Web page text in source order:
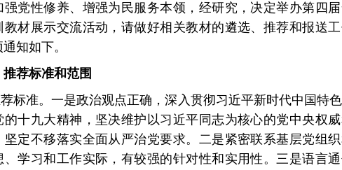
强党性修养、增强为民服务本领，经研究，决定举办第四
教材展示交流活动，请做好相关教材的遴选、推荐和报送
知如下。
推荐标准和范围
标准。一是政治观点正确，深入贯彻习近平新时代中国特
的十九大精神，坚决维护以习近平同志为核心的党中央权
坚定不移落实全面从严治党要求。二是紧密联系基层党组
、学习和工作实际，有较强的针对性和实用性。三是语言通